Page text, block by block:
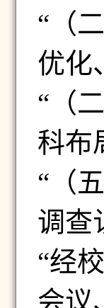
“（
优化
“（
科布
“（
调查
“经
会议